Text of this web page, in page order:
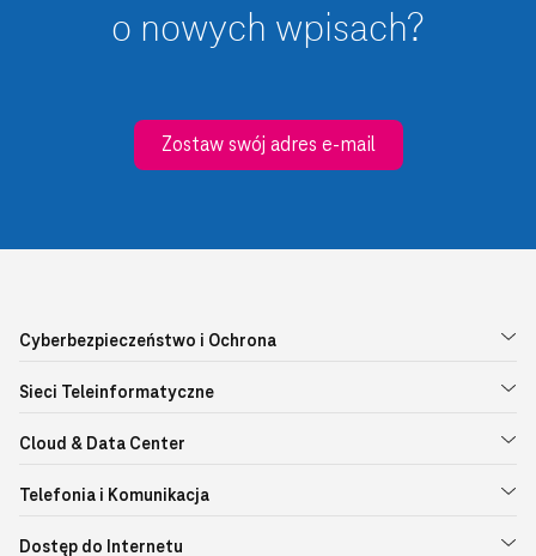
o nowych wpisach?
Zostaw swój adres e-mail
Cyberbezpieczeństwo i Ochrona
Sieci Teleinformatyczne
Cloud & Data Center
Telefonia i Komunikacja
Dostęp do Internetu